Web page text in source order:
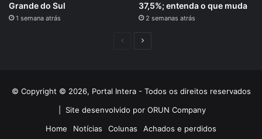
Grande do Sul
1 semana atrás
37,5%; entenda o que muda
2 semanas atrás
PáginaPróxima
© Copyright © 2026, Portal Intera - Todos os direitos reservados
Site desenvolvido por ORUN Company
Home
Notícias Colunas Achados e perdidos